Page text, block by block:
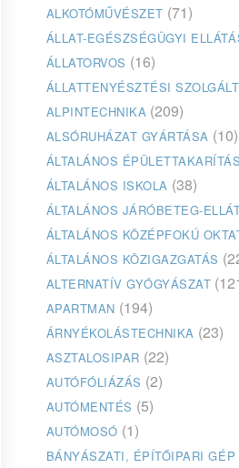
ALKOTÓMŰVÉSZET (71)
ÁLLAT-EGÉSZSÉGÜGYI
ÁLLATORVOS (16)
ÁLLATTENYÉSZTÉSI
ALPINTECHNIKA (209)
ALSÓRUHÁZAT GYÁRTÁSA (10)
ÁLTALÁNOS ÉPÜLETTAKARÍTÁS
ÁLTALÁNOS ISKOLA (38)
ÁLTALÁNOS JÁRÓBETEG-
ÁLTALÁNOS KÖZÉPFOKÚ
ÁLTALÁNOS KÖZIGAZGATÁS
ALTERNATÍV GYÓGYÁSZAT
APARTMAN (194)
ÁRNYÉKOLÁSTECHNIKA (23)
ASZTALOSIPAR (22)
AUTÓFÓLIÁZÁS (2)
AUTÓMENTÉS (5)
AUTÓMOSÓ (1)
BÁNYÁSZATI, ÉPÍTŐIPARI GÉP